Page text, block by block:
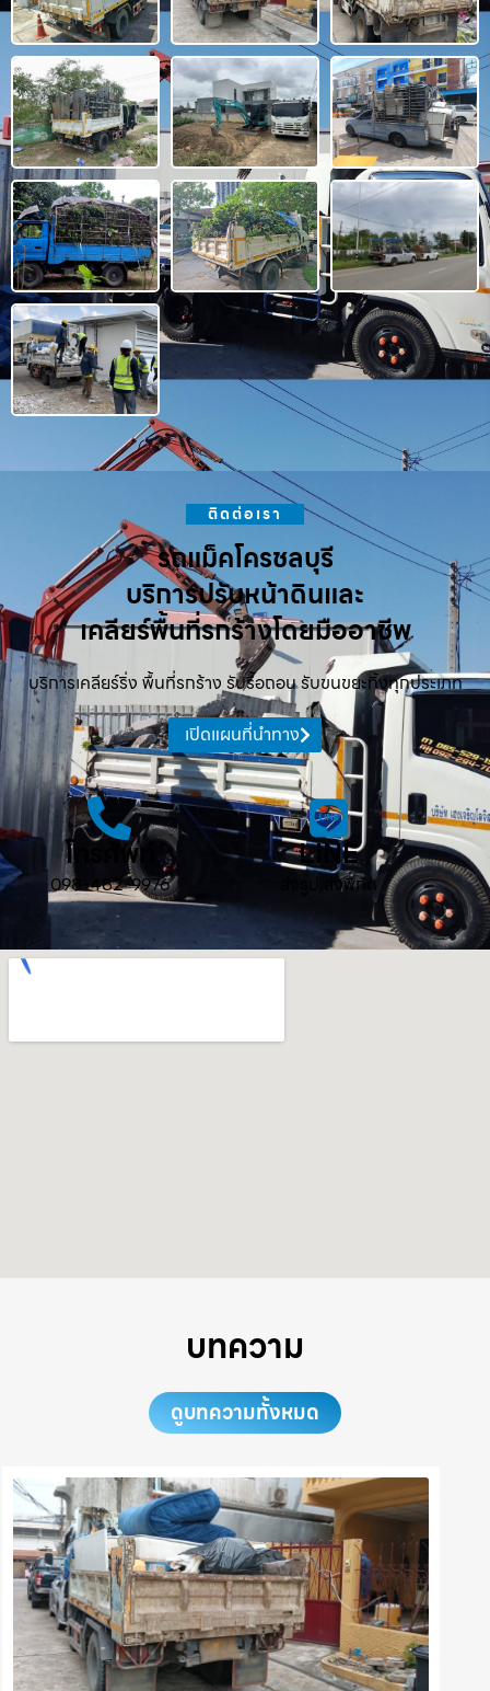
ติดต่อเรา
รถแม็คโครชลบุรี
บริการปรับหน้าดินและ
เคลียร์พื้นที่รกร้างโดยมืออาชีพ
บริการเคลียร์ริ่ง พื้นที่รกร้าง รับรื้อถอน รับขนขยะทิ้งทุกประเภท
เปิดแผนที่นำทาง
โทรศัพท์
098-482-9976
LINE
ส่งรูป ส่งพิกัด
บทความ
ดูบทความทั้งหมด